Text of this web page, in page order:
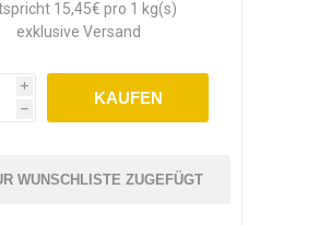
15,45€ pro 1 kg(s)
exklusiveVersand
i
h
KAUFEN
WUNSCHLISTE ZUGEFÜGT